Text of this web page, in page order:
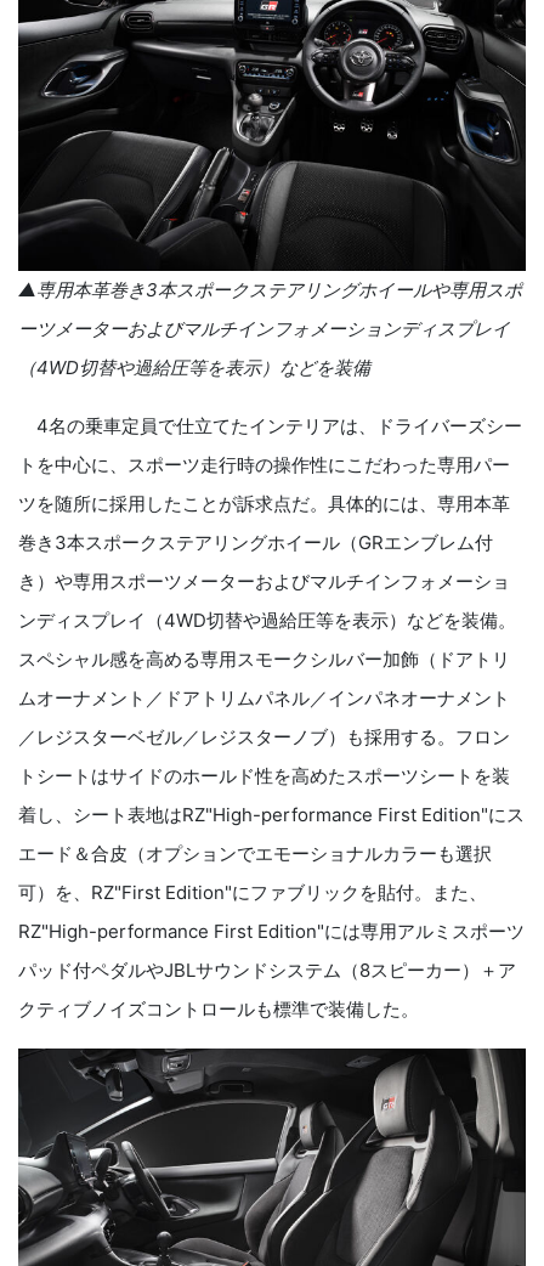
▲専用本革巻き3本スポークステアリングホイールや専用スポ
ーツメーターおよびマルチインフォメーションディスプレイ
（4WD切替や過給圧等を表示）などを装備
4名の乗車定員で仕立てたインテリアは、ドライバーズシー
トを中心に、スポーツ走行時の操作性にこだわった専用パー
ツを随所に採用したことが訴求点だ。具体的には、専用本革
巻き 3本スポークステアリングホイール（GRエンブレム付
き）や専用スポーツメーターおよびマルチインフォメーショ
ンディスプレイ（4WD切替や過給圧等を表示）などを装備。
スペシャル感を高める専用スモークシルバー加飾（ドアトリ
ムオーナメント／ドアトリムパネル／インパネオーナメント
／レジスターベゼル／レジスターノブ）も採用する。フロン
トシートはサイドのホールド性を高めたスポーツシートを装
着し、シート表地はRZ"High-performance First Edition"にス
エード＆合皮（オプションでエモーショナルカラーも選択
可）を、 RZ"First Edition"にファブリックを貼付。また、
RZ"High-performance First Edition"には専用アルミスポーツ
パッド付ペダルやJBLサウンドシステム（8スピーカー）＋ア
クティブノイズコントロールも標準で装備した。